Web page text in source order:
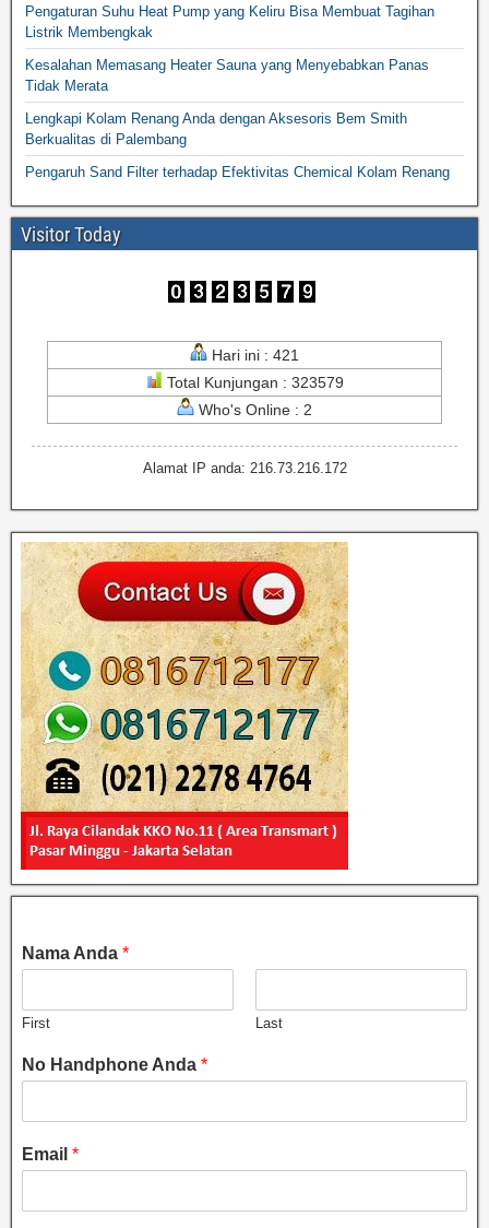
Pengaturan Suhu Heat Pump yang Keliru Bisa Membuat Tagihan
Listrik Membengkak
Kesalahan Memasang Heater Sauna yang Menyebabkan Panas
Tidak Merata
Lengkapi Kolam Renang Anda dengan Aksesoris Bem Smith
Berkualitas di Palembang
Pengaruh Sand Filter terhadap Efektivitas Chemical Kolam Renang
Visitor Today
Hari ini : 421
Total Kunjungan : 323579
Who's Online : 2
Alamat IP anda: 216.73.216.172
Nama Anda *
First Last
No Handphone Anda *
Email *